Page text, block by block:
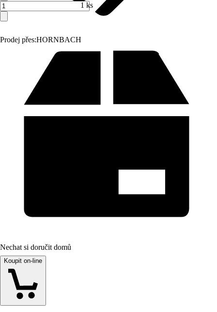
Prodej přes:HORNBACH
1 ks
Nechat si doručit domů
Koupit on-line